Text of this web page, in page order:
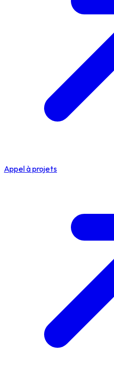
Appel à projets